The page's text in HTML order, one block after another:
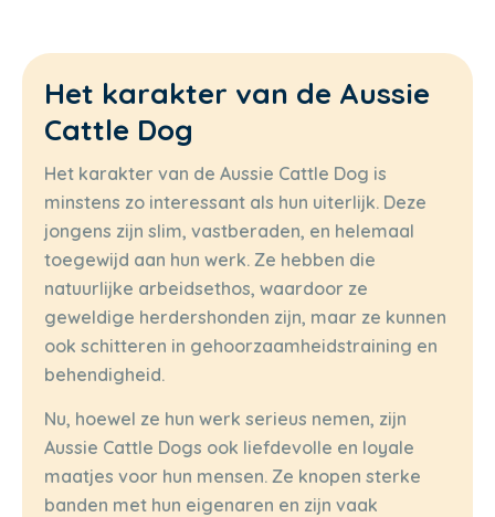
Het karakter van de Aussie
Cattle Dog
Het karakter van de Aussie Cattle Dog is
minstens zo interessant als hun uiterlijk. Deze
jongens zijn slim, vastberaden, en helemaal
toegewijd aan hun werk. Ze hebben die
natuurlijke arbeidsethos, waardoor ze
geweldige herdershonden zijn, maar ze kunnen
ook schitteren in gehoorzaamheidstraining en
behendigheid.
Nu, hoewel ze hun werk serieus nemen, zijn
Aussie Cattle Dogs ook liefdevolle en loyale
maatjes voor hun mensen. Ze knopen sterke
banden met hun eigenaren en zijn vaak